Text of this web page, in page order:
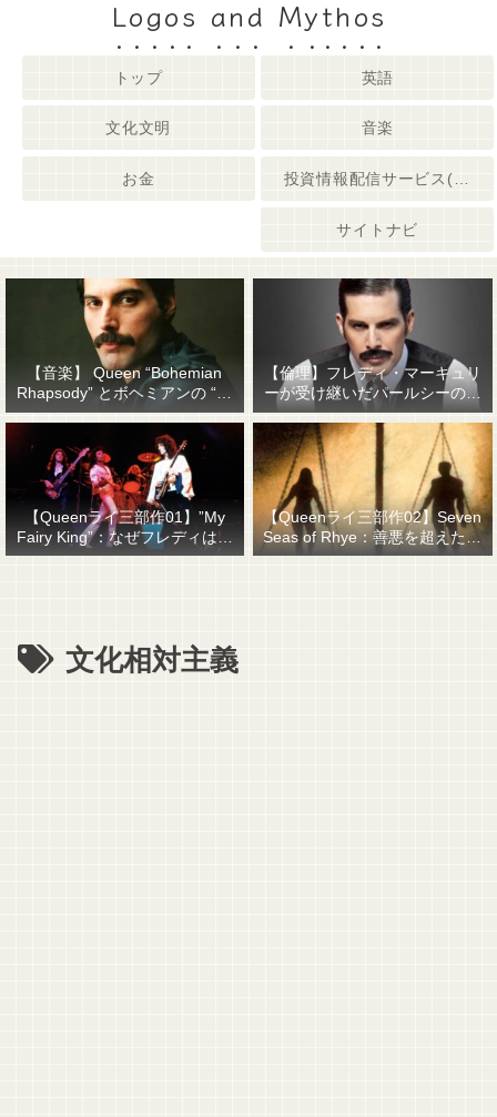
Logos and Mythos
トップ 英語
文化文明 音楽
お金
サイトナビ
【音楽】 Queen “Bohemian
Rhapsody” とボヘミアンの “他
人事感”
【倫理】フレディ・マーキュリ
ーが受け継いだパールシーの精
神遺産
【Queenライ三部作01】”My
Fairy King”：なぜフレディはマ
ーキュリーと名乗ったのか？
【Queenライ三部作02】Seven
Seas of Rhye：善悪を超えたも
のを善悪で裁くということ
文化相対主義